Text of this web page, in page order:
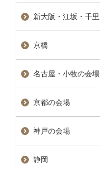
新大阪・江坂・千里
京橋
名古屋・小牧の会場
京都の会場
神戸の会場
静岡